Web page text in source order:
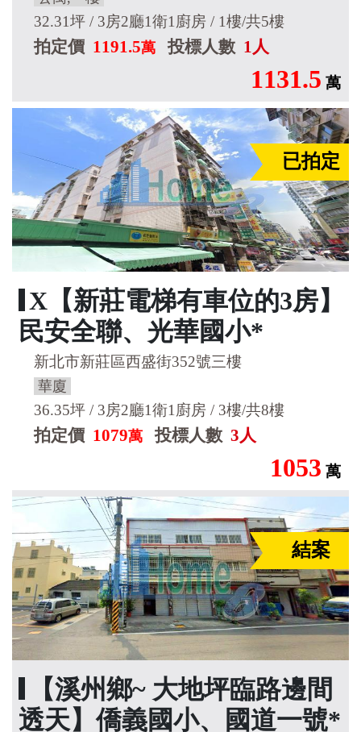
32.31坪 / 3房2廳1衛1廚房 / 1樓/共5樓
拍定價 1191.5萬 投標人數 1人
1131.5 萬
已拍定
X【新莊電梯有車位的3房】
民安全聯、光華國小*
新北市新莊區西盛街352號三樓
華廈
36.35坪 / 3房2廳1衛1廚房 / 3樓/共8樓
拍定價 1079萬 投標人數 3人
1053 萬
結案
【溪州鄉~ 大地坪臨路邊間
透天】僑義國小、國道一號*